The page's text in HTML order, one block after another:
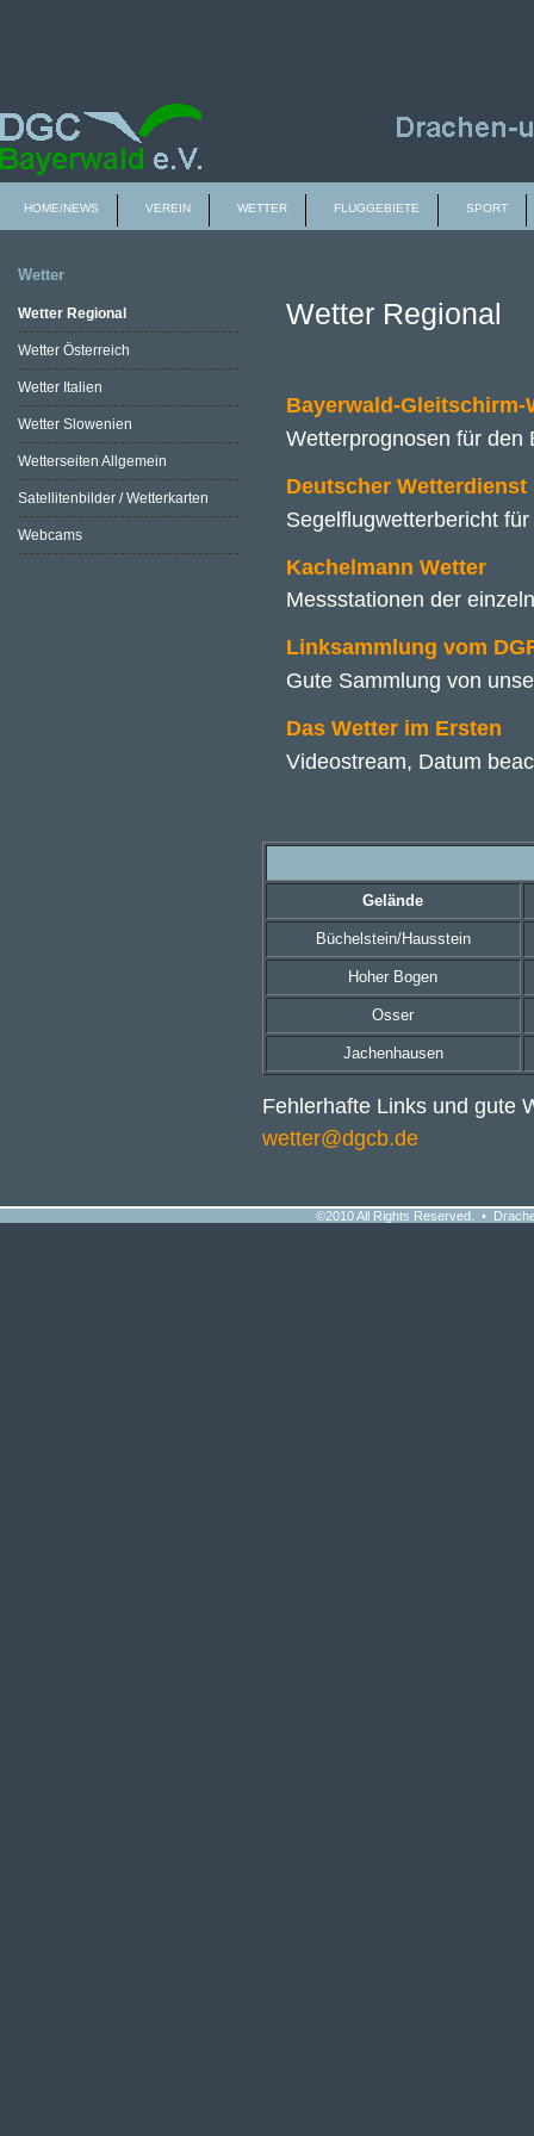
HOME/NEWS VEREIN WETTER FLUGGEBIETE SPORT
Wetter
Wetter Regional
Wetter Österreich
Wetter Italien
Wetter Slowenien
Wetterseiten Allgemein
Satellitenbilder / Wetterkarten
Webcams
Wetter Regional
Bayerwald-Gleitschirm-
Wetterprognosen für den
Deutscher Wetterdienst
Segelflugwetterbericht
Kachelmann Wetter
Messstationen der
Linksammlung vom
Gute Sammlung von
Das Wetter im Ersten
Videostream, Datum
Gelände
Büchelstein/Hausstein
Hoher Bogen
Osser
Jachenhausen
Fehlerhafte Links und gute
wetter@dgcb.de
©2010 All Rights Reserved. •